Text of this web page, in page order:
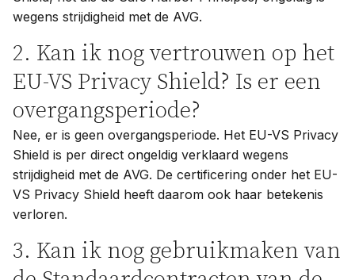
wegens strijdigheid met de AVG.
2. Kan ik nog vertrouwen op het
EU-VS Privacy Shield? Is er een
overgangsperiode?
Nee, er is geen overgangsperiode. Het EU-VS Privacy
Shield is per direct ongeldig verklaard wegens
strijdigheid met de AVG. De certificering onder het EU-
VS Privacy Shield heeft daarom ook haar betekenis
verloren.
3. Kan ik nog gebruikmaken van